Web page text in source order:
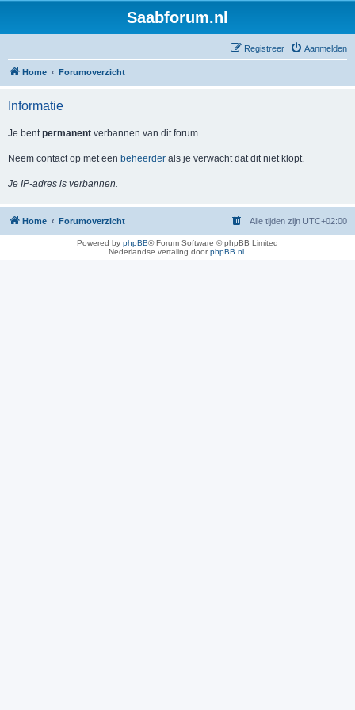
Saabforum.nl
Aanmelden
Registreer
Home Forumoverzicht
Informatie
Je bentpermanent verbannen van dit forum.
Neem contact op met een beheerder als je verwacht dat dit niet klopt.
Je IP-adres is verbannen.
Home Forumoverzicht Alle tijden zijn UTC+02:00
Powered by phpBB® Forum Software © phpBB Limited
Nederlandse vertaling doorphpBB.nl